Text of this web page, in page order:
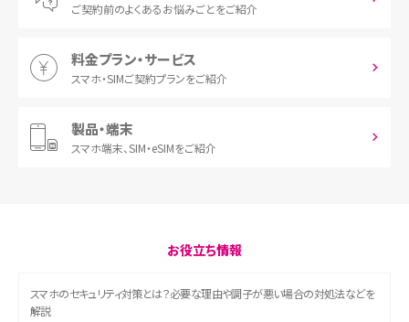
ご契約前のよくあるお悩みごとをご紹介
料金プラン・サービス
スマホ・SIMご契約プランをご紹介
製品・端末
スマホ端末、SIM・eSIMをご紹介
お役立ち情報
スマホのセキュリティ対策とは？必要な理由や調子が悪い場合の対処法などを
解説